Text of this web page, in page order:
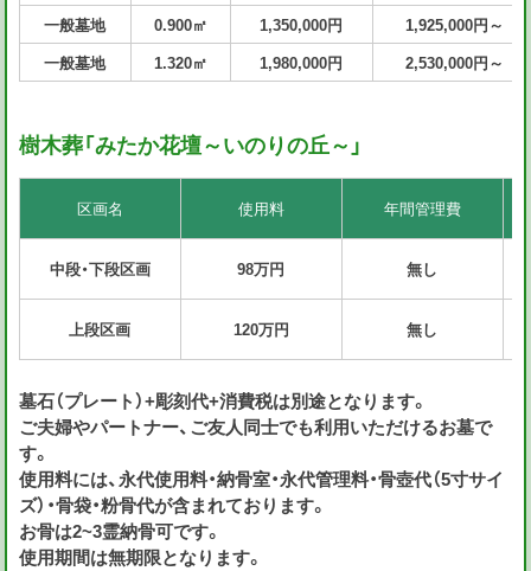
一般墓地
0.900㎡ 1,350,000円
1,925,000円～
一般墓地
1.320㎡ 1,980,000円 2,530,000円～
樹木葬「みたか花壇～いのりの丘～」
区画名 使用料 年間管理費
中段・下段区画 98万円 無し
上段区画 120万円 無し
墓石（プレート）+彫刻代+消費税は別途となります。
ご夫婦やパートナー、ご友人同士でも利用いただけるお墓で
す。
使用料には、永代使用料・納骨室・永代管理料・骨壺代（5寸サイ
ズ）・骨袋・粉骨代が含まれております。
お骨は2~3霊納骨可です。
使用期間は無期限となります。